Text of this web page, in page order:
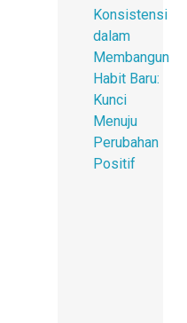
Konsistensi
dalam
Membangun
Habit Baru:
Kunci
Menuju
Perubahan
Positif